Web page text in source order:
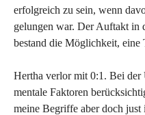
erfolgreich zu sein, wenn
gelungen war. Der Auftakt in
bestand die Möglichkeit, eine
Hertha verlor mit 0:1. Bei der
mentale Faktoren
meine Begriffe aber doch